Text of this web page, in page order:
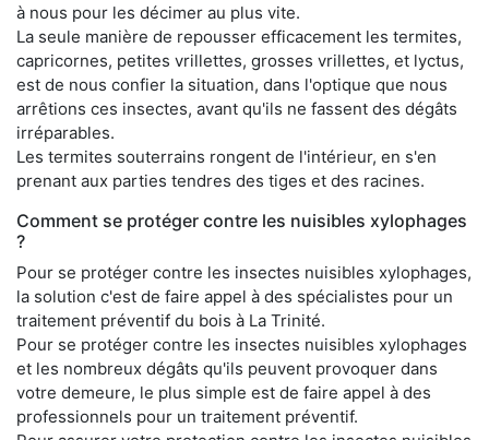
à nous pour les décimer au plus vite.
La seule manière de repousser efficacement les termites,
capricornes, petites vrillettes, grosses vrillettes, et lyctus,
est de nous confier la situation, dans l'optique que nous
arrêtions ces insectes, avant qu'ils ne fassent des dégâts
irréparables.
Les termites souterrains rongent de l'intérieur, en s'en
prenant aux parties tendres des tiges et des racines.
Comment se protéger contre les nuisibles xylophages
?
Pour se protéger contre les insectes nuisibles xylophages,
la solution c'est de faire appel à des spécialistes pour un
traitement préventif du bois à La Trinité.
Pour se protéger contre les insectes nuisibles xylophages
et les nombreux dégâts qu'ils peuvent provoquer dans
votre demeure, le plus simple est de faire appel à des
professionnels pour un traitement préventif.